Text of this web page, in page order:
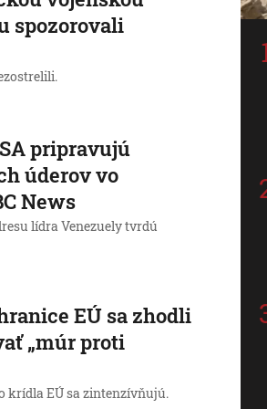
spozorovali
pripravujú
úderov vo
News
lídra Venezuely tvrdú
EÚ sa zhodli
„múr proti
krídla EÚ sa zintenzívňujú.